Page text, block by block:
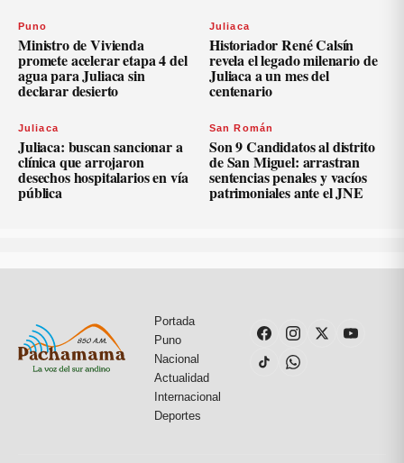
Puno
Ministro de Vivienda
promete acelerar etapa 4 del
agua para Juliaca sin
declarar desierto
Juliaca
Historiador René Calsín
revela el legado milenario de
Juliaca a un mes del
centenario
Juliaca
Juliaca: buscan sancionar a
clínica que arrojaron
desechos hospitalarios en vía
pública
San Román
Son 9 Candidatos al distrito
de San Miguel: arrastran
sentencias penales y vacíos
patrimoniales ante el JNE
Portada
Puno
Nacional
Actualidad
Internacional
Deportes